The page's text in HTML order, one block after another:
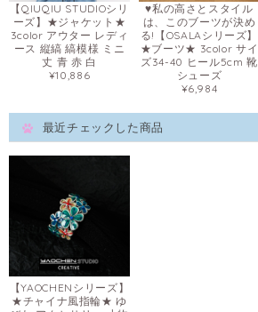
【QIUQIU STUDIOシリ
ーズ】★ジャケット★
3color アウター レディ
ース 縦縞 縞模様 ミニ
丈 青 赤 白
¥10,886
♥私の高さとスタイル
は、このブーツが決め
る!【OSALAシリーズ】
★ブーツ★ 3color サイ
ズ34-40 ヒール5cm 靴
シューズ
¥6,984
最近チェックした商品
【YAOCHENシリーズ】
★チャイナ風指輪★ ゆ